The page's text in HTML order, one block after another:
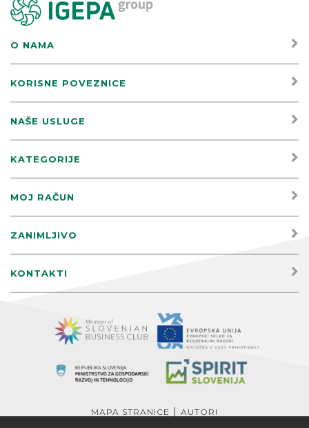
O NAMA
KORISNE POVEZNICE
NAŠE USLUGE
KATEGORIJE
MOJ RAČUN
ZANIMLJIVO
KONTAKTI
MAPA STRANICE | AUTORI